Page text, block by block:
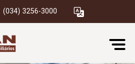
(034) 3256-3000